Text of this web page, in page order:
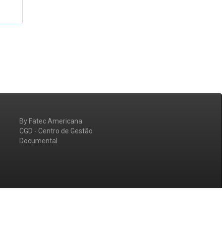
By Fatec Americana
CGD - Centro de Gestão
Documental